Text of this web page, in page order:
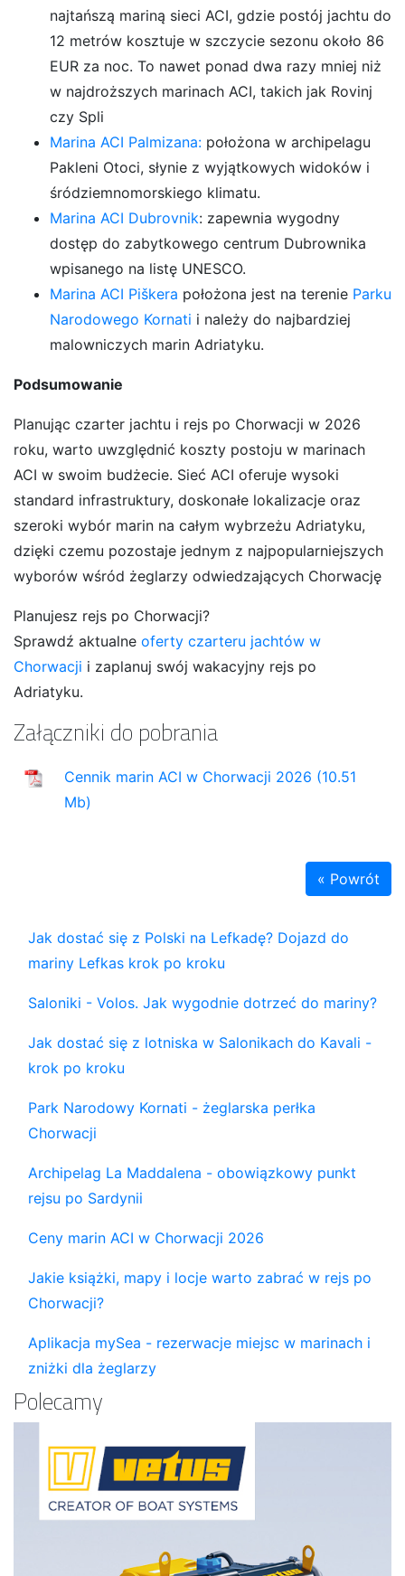
najtańszą mariną sieci ACI, gdzie postój jachtu do
12 metrów kosztuje w szczycie sezonu około 86
EUR za noc. To nawet ponad dwa razy mniej niż
w najdroższych marinach ACI, takich jak Rovinj
czy Spli
Marina ACI Palmizana: położona w archipelagu
Pakleni Otoci, słynie z wyjątkowych widoków i
śródziemnomorskiego klimatu.
Marina ACI Dubrovnik: zapewnia wygodny
dostęp do zabytkowego centrum Dubrownika
wpisanego na listę UNESCO.
Marina ACI Piškera położona jest na terenie Parku
Narodowego Kornati i należy do najbardziej
malowniczych marin Adriatyku.
Podsumowanie
Planując czarter jachtu i rejs po Chorwacji w 2026
roku, warto uwzględnić koszty postoju w marinach
ACI w swoim budżecie. Sieć ACI oferuje wysoki
standard infrastruktury, doskonałe lokalizacje oraz
szeroki wybór marin na całym wybrzeżu Adriatyku,
dzięki czemu pozostaje jednym z najpopularniejszych
wyborów wśród żeglarzy odwiedzających Chorwację
Planujesz rejs po Chorwacji?
Sprawdź aktualne oferty czarteru jachtów w
Chorwacji i zaplanuj swój wakacyjny rejs po
Adriatyku.
Załączniki do pobrania
Cennik marin ACI w Chorwacji 2026 (10.51
Mb)
« Powrót
Jak dostać się z Polski na Lefkadę? Dojazd do
mariny Lefkas krok po kroku
Saloniki - Volos. Jak wygodnie dotrzeć do mariny?
Jak dostać się z lotniska w Salonikach do Kavali -
krok po kroku
Park Narodowy Kornati - żeglarska perłka
Chorwacji
Archipelag La Maddalena - obowiązkowy punkt
rejsu po Sardynii
Ceny marin ACI w Chorwacji 2026
Jakie książki, mapy i locje warto zabrać w rejs po
Chorwacji?
Aplikacja mySea - rezerwacje miejsc w marinach i
zniżki dla żeglarzy
Polecamy